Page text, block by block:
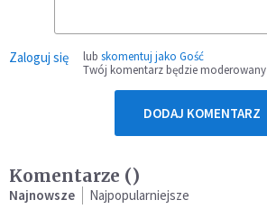
Zaloguj się lub skomentuj jako Gość
Twój komentarz będzie moderowany
DODAJ KOMENTARZ
Komentarze ()
Najnowsze Najpopularniejsze